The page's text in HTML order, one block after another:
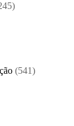
(541)